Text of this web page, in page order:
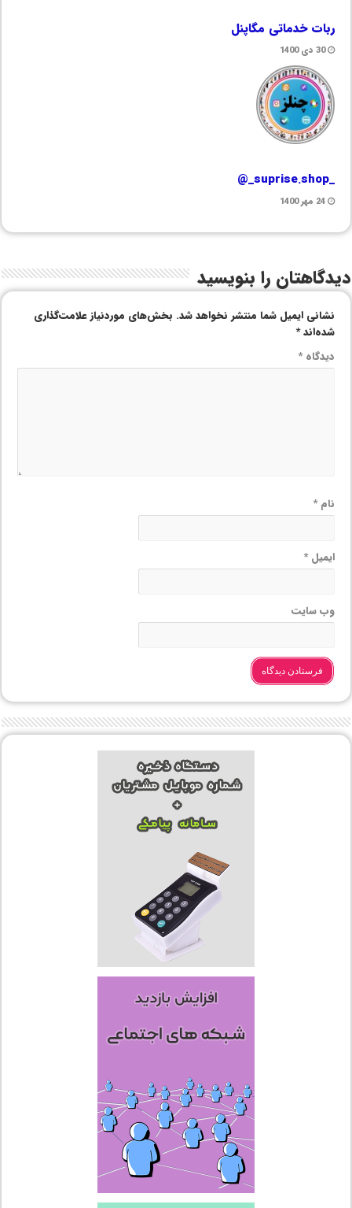
ربات خدماتی مگاپنل
30 دی 1400
_suprise.shop_@
24 مهر 1400
دیدگاهتان را بنویسید
نشانی ایمیل شما منتشر نخواهد شد. بخش‌های موردنیاز علامت‌گذاری
شده‌اند*
دیدگاه*
نام*
ایمیل*
وب‌ سایت